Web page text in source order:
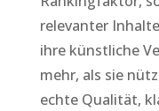
relevanter
ihre künstliche
mehr, als sie
echte Qualität,